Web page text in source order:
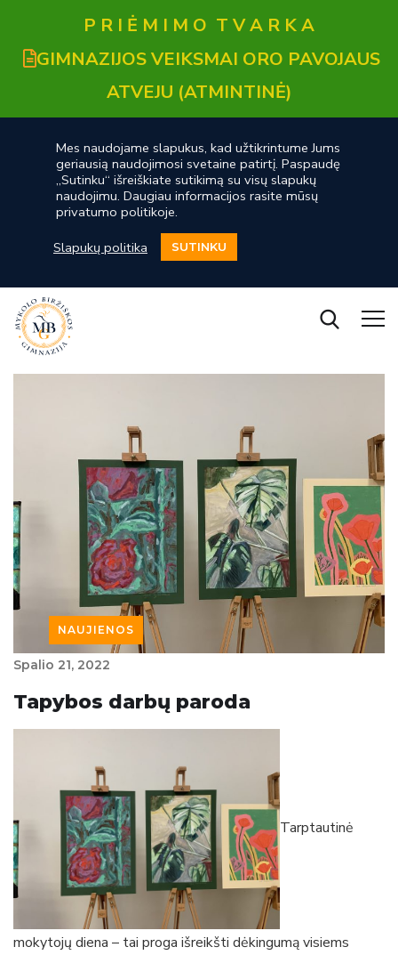
P R I Ė M I M O T V A R K A
GIMNAZIJOS VEIKSMAI ORO PAVOJAUS
ATVEJU (ATMINTINĖ)
NAUJIENOS
Spalio‏‏‎ ‎21‎‎‏‏‎, 2022
Tapybos darbų paroda
Tarptautinė
mokytojų diena – tai proga išreikšti dėkingumą visiems
Mes naudojame slapukus, kad užtikrintume Jums
geriausią naudojimosi svetaine patirtį. Paspaudę
„Sutinku“ išreiškiate sutikimą su visų slapukų
naudojimu. Daugiau informacijos rasite mūsų
privatumo politikoje.
Slapukų politika
SUTINKU